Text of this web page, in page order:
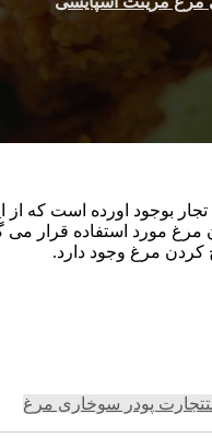
تجار بوجود اورده است
مورد استفاده قرار می
مرغ وجود دارد.
تجارت پودر سوخاری مرغ